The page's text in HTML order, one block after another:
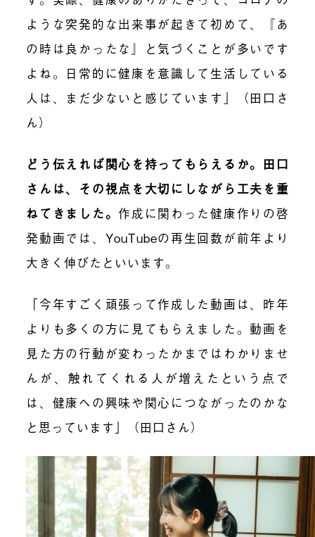
ような突発的な出来事が起きて初めて、『あ
の時は良かったな』と気づくことが多いです
よね。日常的に健康を意識して生活している
人は、まだ少ないと感じています」（田口さ
ん）
どう伝えれば関心を持ってもらえるか。田口
さんは、その視点を大切にしながら工夫を重
ねてきました。作成に関わった健康作りの啓
発動画では、YouTubeの再生回数が前年より
大きく伸びたといいます。
「今年すごく頑張って作成した動画は、昨年
よりも多くの方に見てもらえました。動画を
見た方の行動が変わったかまではわかりませ
んが、触れてくれる人が増えたという点で
は、健康への興味や関心につながったのかな
と思っています」（田口さん）